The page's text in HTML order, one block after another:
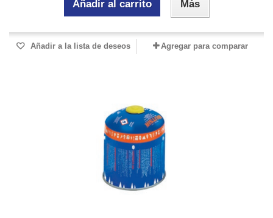
Añadir al carrito Más
Añadir a la lista de deseos Agregar para comparar